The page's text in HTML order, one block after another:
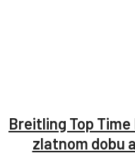
Breitling Top Time
zlatnom dobu